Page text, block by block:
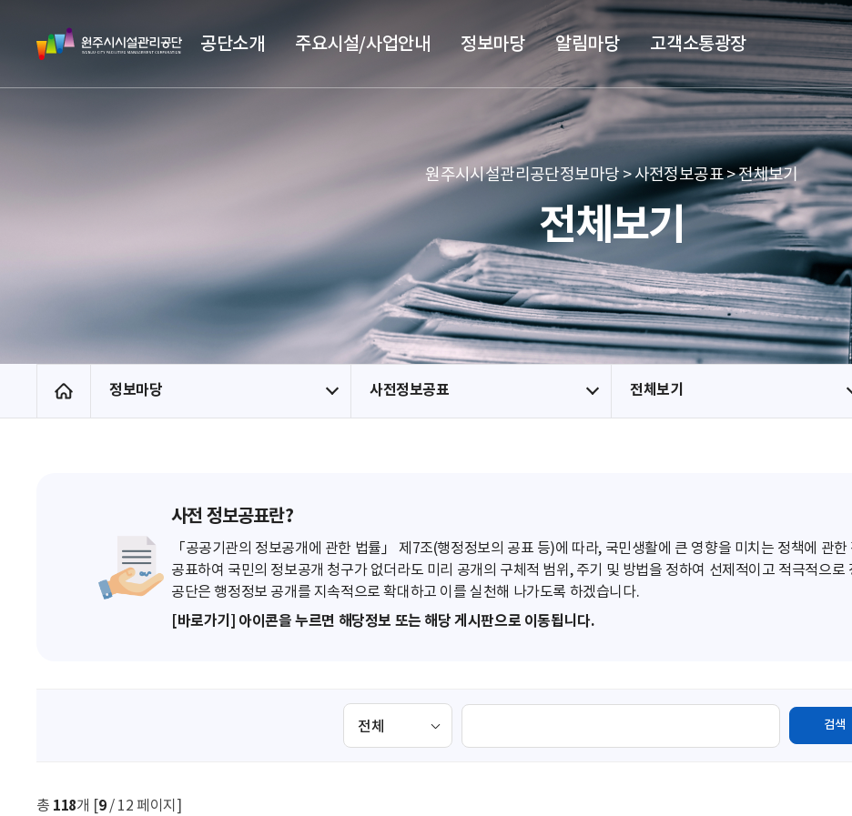
본문 바로가기
메뉴 바로가기
원
주
시
관
단
공단소개 주요시설/사업안내 정보마당 알림마당 고객소통광장
원주시시설관리공단정보마당 > 사전정보공표 > 전체보기
전체보기
홈 정보마당 사전정보공표 전체보기
사전 정보공표란?
「공공기관의 정보공개에 관한 법률」 제7조(행정정보의 공표 등)에 따라, 국민생활에 큰 영향을 미치는 정책에 관
공표하여 국민의 정보공개 청구가 없더라도 미리 공개의 구체적 범위, 주기 및 방법을 정하여 선제적이고 적극적으
공단은 행정정보 공개를 지속적으로 확대하고 이를 실천해 나가도록 하겠습니다.
[바로가기] 아이콘을 누르면 해당정보 또는 해당 게시판으로 이동됩니다.
검
검색
총 118개 [9/ 12 페이지]